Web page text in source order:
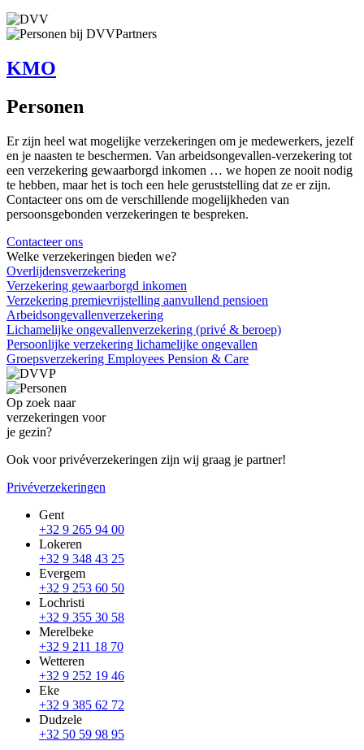
KMO
Personen
Er zijn heel wat mogelijke verzekeringen om je medewerkers, jezelf
en je naasten te beschermen. Van arbeidsongevallen-verzekering tot
een verzekering gewaarborgd inkomen … we hopen ze nooit nodig
te hebben, maar het is toch een hele geruststelling dat ze er zijn.
Contacteer ons om de verschillende mogelijkheden van
persoonsgebonden verzekeringen te bespreken.
Contacteer ons
Welke verzekeringen bieden we?
Overlijdensverzekering
Verzekering gewaarborgd inkomen
Verzekering premievrijstelling aanvullend pensioen
Arbeidsongevallenverzekering
Lichamelijke ongevallenverzekering (privé & beroep)
Persoonlijke verzekering lichamelijke ongevallen
Groepsverzekering Employees Pension & Care
Op zoek naar
verzekeringen voor
je gezin?
Ook voor privéverzekeringen zijn wij graag je partner!
Privéverzekeringen
Gent
+32 9 265 94 00
Lokeren
+32 9 348 43 25
Evergem
+32 9 253 60 50
Lochristi
+32 9 355 30 58
Merelbeke
+32 9 211 18 70
Wetteren
+32 9 252 19 46
Eke
+32 9 385 62 72
Dudzele
+32 50 59 98 95